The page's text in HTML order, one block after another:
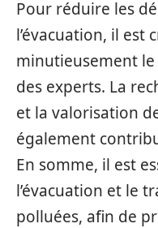
Pour réduire les
l’évacuation, il est
minutieusement
des experts. La
et la valorisation
également
En somme, il est
l’évacuation et le
polluées, afin de